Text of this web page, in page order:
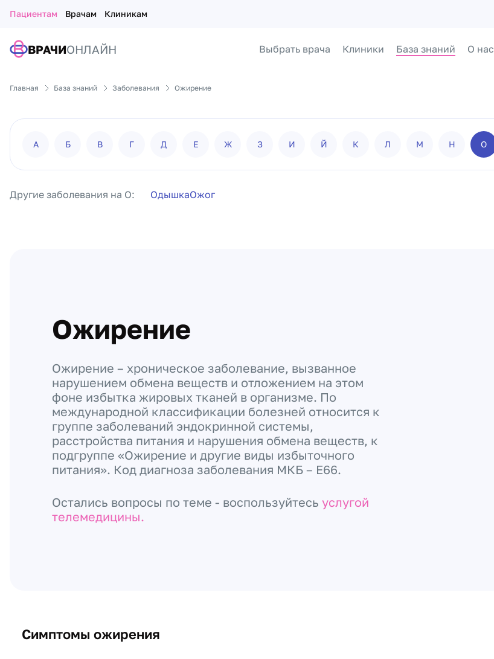
Пациентам Врачам Клиникам
ВРАЧИОНЛАЙН Выбрать врача Клиники База знаний О нас
Главная База знаний Заболевания Ожирение
А Б В Г Д Е Ж З И Й К Л М Н О
Другие заболевания на О: ОдышкаОжог
Ожирение
Ожирение – хроническое заболевание, вызванное
нарушением обмена веществ и отложением на этом
фоне избытка жировых тканей в организме. По
международной классификации болезней относится к
группе заболеваний эндокринной системы,
расстройства питания и нарушения обмена веществ, к
подгруппе «Ожирение и другие виды избыточного
питания». Код диагноза заболевания МКБ – Е66.
Остались вопросы по теме - воспользуйтесь услугой
телемедицины.
Симптомы ожирения